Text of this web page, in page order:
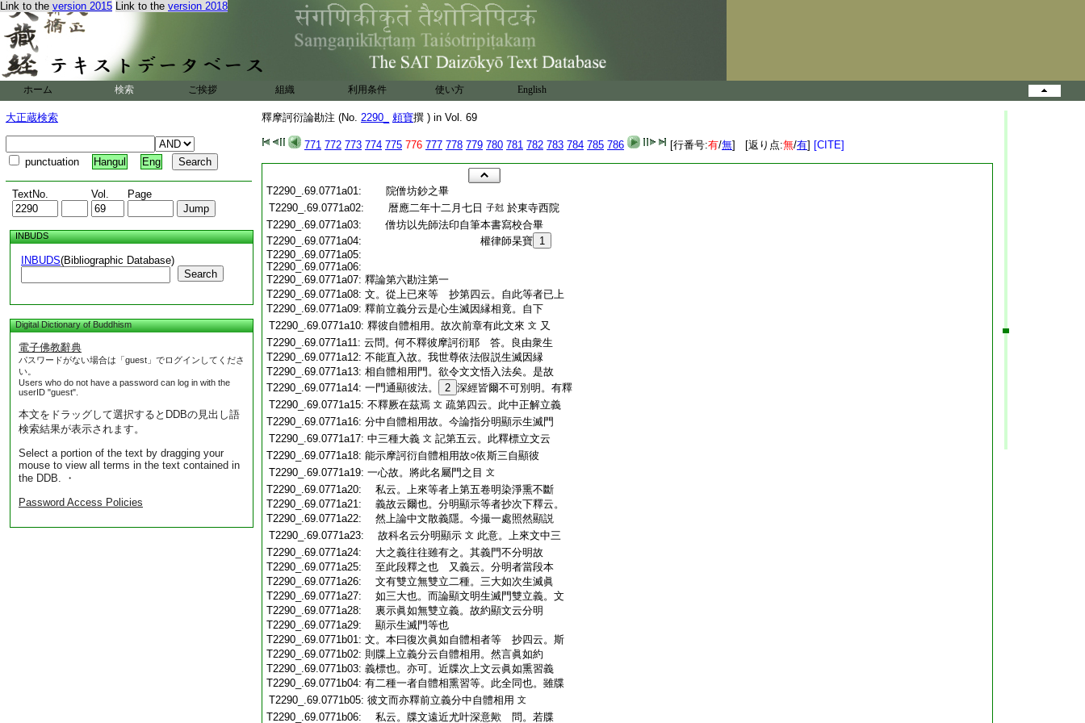
Link to the version 2015 Link to the version 2018
ホーム 検索 ご挨拶 組織 利用条件 使い方 English
大正蔵検索
punctuation Hangul Eng
TextNo. Vol. Page
INBUDS
INBUDS(Bibliographic Database)
Search
Digital Dictionary of Buddhism
電子佛教辭典
パスワードがない場合は「guest」でログインしてくださ
い。
Users who do not have a password can log in with the
userID "guest".
本文をドラッグして選択するとDDBの見出し語
検索結果が表示されます。
Select a portion of the text by dragging your
mouse to view all terms in the text contained in
the DDB. ・
Password Access Policies
釋摩訶衍論勘注 (No. 2290_ 頼寶撰 ) in Vol. 69
771 772 773 774 775 776 777 778 779 780 781 782 783 784 785 786 [行番号:有/無] [返り点:無/有] [CITE]
T2290_.69.0771a01:
院僧坊鈔之畢
T2290_.69.0771a02:
暦應二年十二月七日 子尅 於東寺西院
T2290_.69.0771a03:
僧坊以先師法印自筆本書寫校合畢
T2290_.69.0771a04:
權律師杲寶 1
T2290_.69.0771a05:
T2290_.69.0771a06:
T2290_.69.0771a07: 釋論第六勘注第一
T2290_.69.0771a08: 文。從上已來等 抄第四云。自此等者已上
T2290_.69.0771a09: 釋前立義分云是心生滅因縁相竟。自下
T2290_.69.0771a10: 釋彼自體相用。故次前章有此文來 文 又
T2290_.69.0771a11: 云問。何不釋彼摩訶衍耶 答。良由衆生
T2290_.69.0771a12: 不能直入故。我世尊依法假説生滅因縁
T2290_.69.0771a13: 相自體相用門。欲令文文悟入法矣。是故
T2290_.69.0771a14: 一門通顯彼法。 2 深經皆爾不可別明。有釋
T2290_.69.0771a15: 不釋厥在茲焉 文 疏第四云。此中正解立義
T2290_.69.0771a16: 分中自體相用故。今論指分明顯示生滅門
T2290_.69.0771a17: 中三種大義 文 記第五云。此釋標立文云
T2290_.69.0771a18: 能示摩訶衍自體相用故○依斯三自顯彼
T2290_.69.0771a19: 一心故。將此名屬門之目 文
T2290_.69.0771a20:
私云。上來等者上第五卷明染淨熏不斷
T2290_.69.0771a21:
義故云爾也。分明顯示等者抄次下釋云。
T2290_.69.0771a22:
然上論中文散義隱。今撮一處照然顯説
T2290_.69.0771a23:
故科名云分明顯示 文 此意。上來文中三
T2290_.69.0771a24:
大之義往往雖有之。其義門不分明故
T2290_.69.0771a25:
至此段釋之也 又義云。分明者當段本
T2290_.69.0771a26:
文有雙立無雙立二種。三大如次生滅眞
T2290_.69.0771a27:
如三大也。而論顯文明生滅門雙立義。文
T2290_.69.0771a28:
裏示眞如無雙立義。故約顯文云分明
T2290_.69.0771a29:
顯示生滅門等也
T2290_.69.0771b01: 文。本曰復次眞如自體相者等 抄四云。斯
T2290_.69.0771b02: 則牒上立義分云自體相用。然言眞如約
T2290_.69.0771b03: 義標也。亦可。近牒次上文云眞如熏習義
T2290_.69.0771b04: 有二種一者自體相熏習等。此全同也。雖牒
T2290_.69.0771b05: 彼文而亦釋前立義分中自體相用 文
T2290_.69.0771b06: 私云。牒文遠近尤叶深意歟 問。若牒